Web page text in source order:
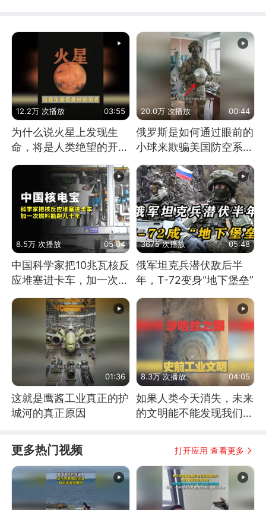
12.2万 次播放 03:55
为什么说火星上发现生
命，将是人类绝望的开
始？
20.0万 次播放 00:44
俄罗斯是如何通过眼前的
小球来欺骗美国防空系统
的
8.5万 次播放 05:04
中国科学家把10兆瓦核反
应堆塞进卡车，加一次燃
3675 次播放 05:48
俄军坦克兵潜伏敌后半
年，T-72变身“地下堡垒”
01:36
这就是鹰酱工业真正的护
城河的真正原因
8.3万 次播放 04:05
如果人类今天消失，未来
的文明能不能发现我们存
更多热门视频 打开应用 查看更多